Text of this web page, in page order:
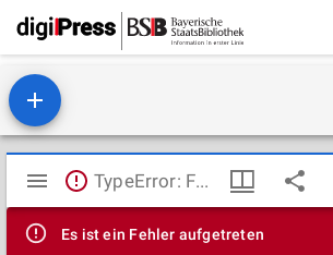
Mirador
Viewer
TypeError: Failed to fetch
Es ist ein Fehler aufgetreten